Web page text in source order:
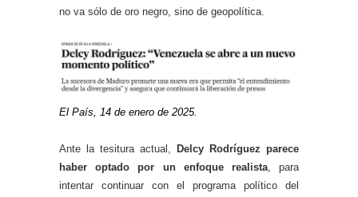
no va sólo de oro negro, sino de geopolítica.
El País, 14 de enero de 2025.
Ante la tesitura actual,
Delcy Rodríguez parece
haber optado por un enfoque realista, para
intentar continuar con el programa político del